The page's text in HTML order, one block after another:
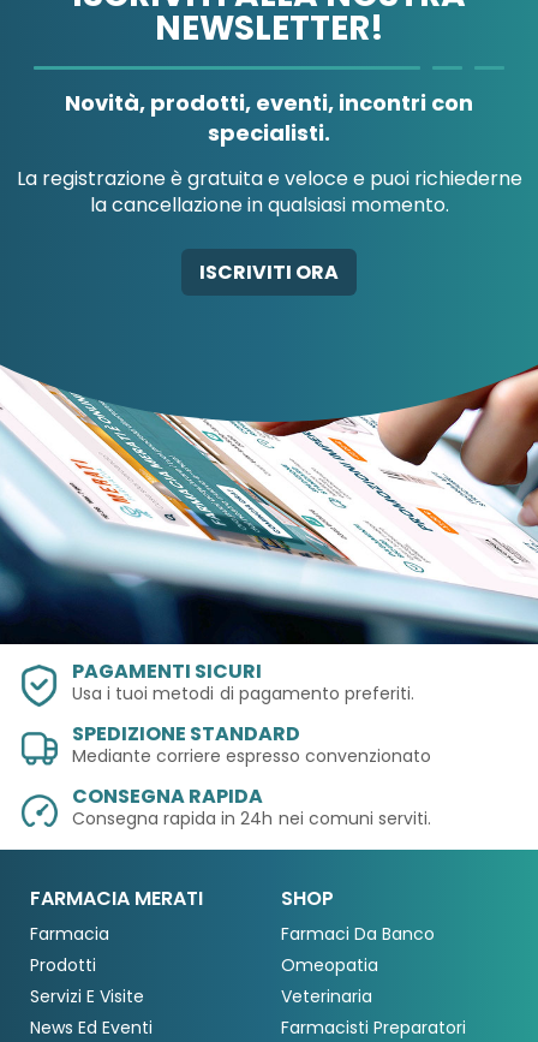
A.MENARINI
A.MENARINI
AB-GLOBAL SRL
ABBATE A&V PHARMA
NEWSLETTER!
Novità, prodotti, eventi, incontri con
specialisti.
La registrazione è gratuita e veloce e puoi richiederne
la cancellazione in qualsiasi momento.
ISCRIVITI ORA
PAGAMENTI SICURI
Usa i tuoi metodi di pagamento preferiti.
SPEDIZIONE STANDARD
Mediante corriere espresso convenzionato
CONSEGNA RAPIDA
Consegna rapida in 24h nei comuni serviti.
FARMACIA MERATI
Farmacia
Prodotti
Servizi E Visite
News Ed Eventi
SHOP
Farmaci Da Banco
Omeopatia
Veterinaria
Farmacisti Preparatori